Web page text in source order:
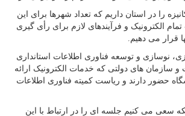
را در استان داریم که تعداد شهرها برای این
الکترونیک و فرآیندهای لازم برای رأی گیری
قرار می دهیم.
نوسازی و توسعه فناوری اطلاعات استانداری
سازمان های دولتی که خدمات الکترونیک ارائه
حضور دارند و ریاست کمیته فناوری اطلاعات
سعی می کنیم جلسه ای را در ارتباط با این